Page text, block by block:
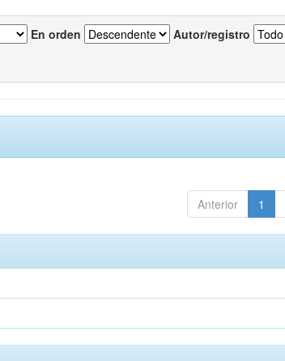
En orden Autor/registro
Anterior 1